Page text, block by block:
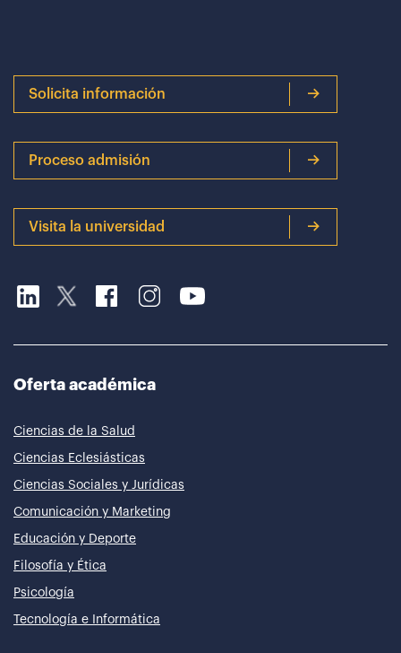
Solicita información
Proceso admisión
Visita la universidad
Oferta académica
Ciencias de la Salud
Ciencias Eclesiásticas
Ciencias Sociales y Jurídicas
Comunicación y Marketing
Educación y Deporte
Filosofía y Ética
Psicología
Tecnología e Informática